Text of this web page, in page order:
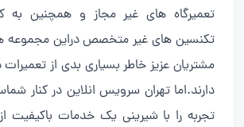
تعمیرگاه های غیر مجاز و همچنین به
تکنسین های غیر متخصص دراین مجموعه
مشتریان عزیز خاطر بسیاری بدی از
دارند.اما تهران سرویس انلاین در کنار
تجربه را با شیرینی یک خدمات باکیفیت